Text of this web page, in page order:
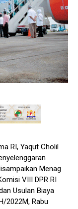
RI, Yaqut Cholil
Menag
VIII DPR RI
Usulan Biaya
2022M, Rabu